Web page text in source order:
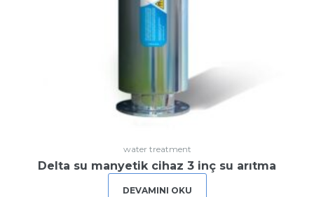
water treatment
Delta su manyetik cihaz 3 inç su arıtma
DEVAMINI OKU